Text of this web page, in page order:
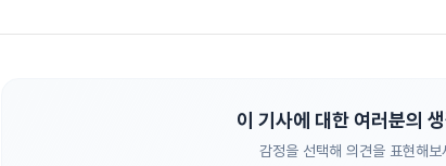
이 기사에 대한 여러분의
감정을 선택해 의견을 표현해보